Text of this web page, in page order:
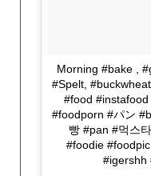
Morning #bake ,
#Spelt,
#food
#foodporn #パン
빵 #pan #먹스
#foodie
#igershh